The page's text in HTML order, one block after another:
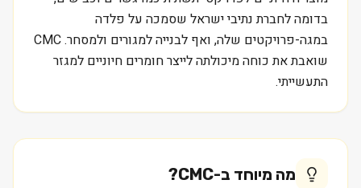
בדומה לחברת נתיבי ישראל שסמכה על פלדה
במגה-פרויקטים שלה, ואף לבנייה למגורים ולמסחר. CMC
שואבת את כוחה מיכולתה לייצר חומרים חיוניים למגזר
התעשייתי.
מה מיוחד ב-CMC
?